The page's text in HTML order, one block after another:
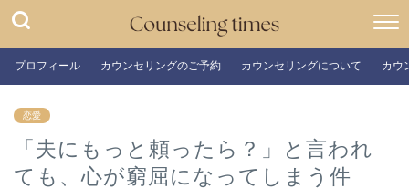
プロフィール カウンセリングのご予約 カウンセリングについて カウ
恋愛
「夫にもっと頼ったら？」と言われ
ても、心が窮屈になってしまう件